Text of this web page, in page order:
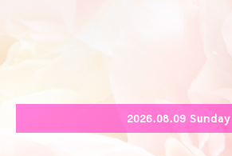
2026.08.09 Sunday